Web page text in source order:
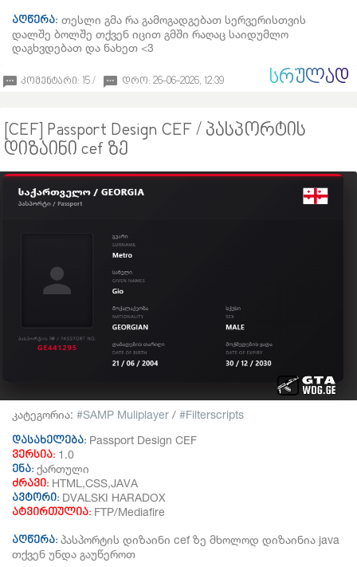
აღწერა: თესლი გმა რა გამოგადგებათ სერვერისთვის
დალშე ბოლშე თქვენ იცით გმში რაღაც საიდუმლო
დაგხვდებათ და ნახეთ <3
კომენტარი: 15 / დრო: 26-06-2026, 12:39 ᲡᲠᲣᲚᲐᲓ
[CEF] Passport Design CEF / პასპორტის
დიზაინი cef ზე
კატეგორია: SAMP Muliplayer /
Filterscripts
დასახელება: Passport Design CEF
ვერსია: 1.0
ენა: ქართული
ძრავი: HTML,CSS,JAVA
ავტორი: DVALSKI HARADOX
ატვირთულია: FTP/Mediafire
აღწერა: პასპორტის დიზაინი cef ზე მხოლოდ დიზაინია java
თქვენ უნდა გაუწეროთ